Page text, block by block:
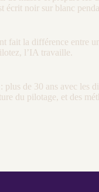
écrit noir sur blanc
fait la différence entre
l’IA travaille.
plus de 30 ans avec les
du pilotage, et des